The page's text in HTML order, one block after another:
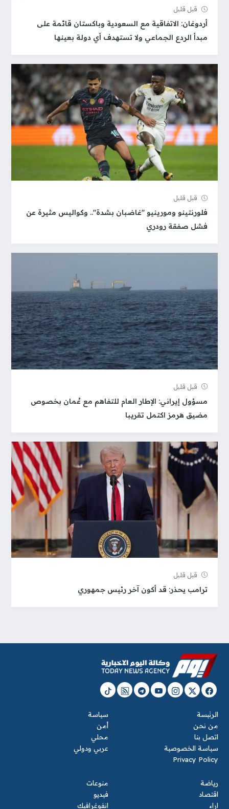
قبل قلیل
أردوغان: الاتفاقية مع السعودية وباكستان قائمة على
مبدأ الردع الجماعي ولا تستهدف أي دولة بعينها
قبل قلیل
فلورنتينو ومورينيو "غاضبان بشدة".. وكواليس مثيرة عن
فشل صفقة رودري
قبل قلیل
مسؤول إيراني: الإطار العام للتفاهم مع عُمان بخصوص
مضيق هرمز اكتمل تقريبا
قبل قلیل
ترامب يحذر: قد أكون آخر رئيس جمهوري
الرئيسة
من نحن
اتصل بنا
سياسة الخصوصية
Privacy Policy
سياسة
أمن
محلي
عربي ودولي
رياضة
اقتصاد
اراء
منوعات
فيديو
انفوغرافيك